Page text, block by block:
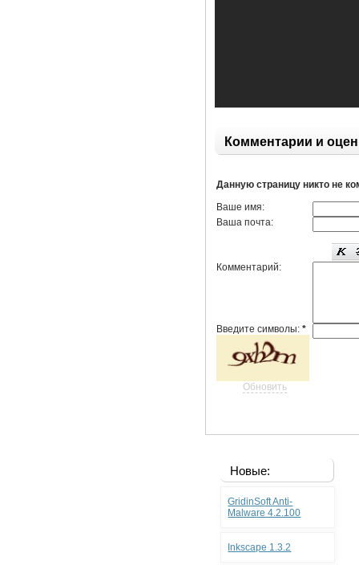
Комментарии и
Данную страницу никто не
Ваше имя:
Ваша почта:
Комментарий:
Введите символы:*
Обновить
Новые:
GridinSoft Anti-
Malware 4.2.100
Inkscape 1.3.2